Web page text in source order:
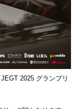
2025 グランプリ